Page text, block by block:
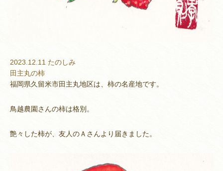
2023.12.11 たのしみ
田主丸の柿
福岡県久留米市田主丸地区は、柿の名産地です。
鳥越農園さんの柿は格別。
艶々した柿が、友人のＡさんより届きました。